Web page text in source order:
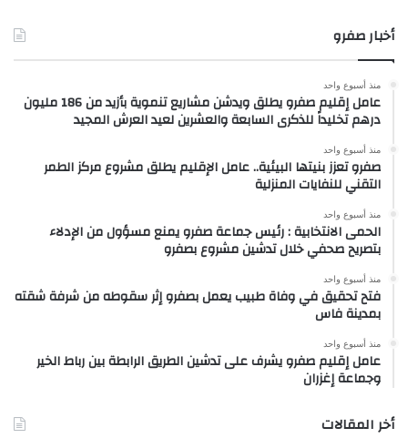
أخبار صفرو
منذ أسبوع واحد
عامل إقليم صفرو يطلق ويدشن مشاريع تنموية بأزيد من 186 مليون
درهم تخليداً للذكرى السابعة والعشرين لعيد العرش المجيد
منذ أسبوع واحد
صفرو تعزز بنيتها البيئية.. عامل الإقليم يطلق مشروع مركز الطمر
التقني للنفايات المنزلية
منذ أسبوع واحد
الحمى الانتخابية : رئيس جماعة صفرو يمنع مسؤول من الإدلاء
بتصريح صحفي خلال تدشين مشروع بصفرو
منذ أسبوع واحد
فتح تحقيق في وفاة طبيب يعمل بصفرو إثر سقوطه من شرفة شقته
بمدينة فاس
منذ أسبوع واحد
عامل إقليم صفرو يشرف على تدشين الطريق الرابطة بين رباط الخير
وجماعة إغزران
أخر المقالات